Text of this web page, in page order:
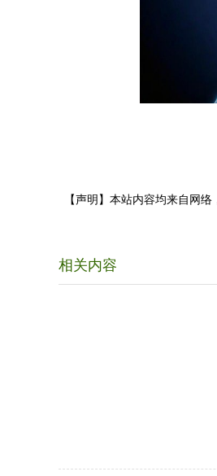
【声明】本站内容均来自网
相关内容